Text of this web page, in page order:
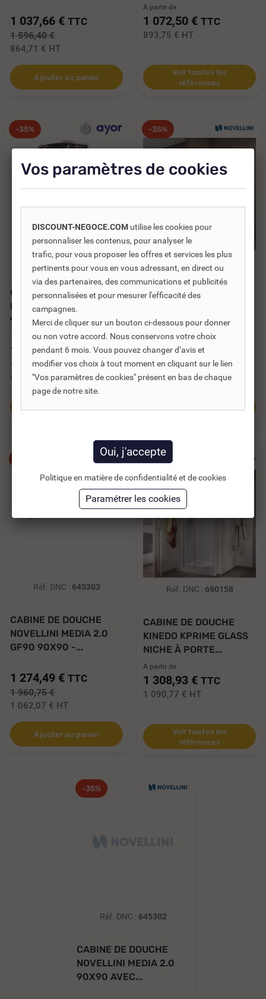
1 037,66 € TTC
1 596,40 €
864,71 € HT
Ajouter au panier
A partir de
1 072,50 € TTC
893,75 € HT
Voir toutes les
références
-35%
Réf. DNC :721635
CABINE DE DOUCHE
INTÉGRALE ALICE
90X90 AVEC...
1 152,67 € TTC
1 773,34 €
960,56 € HT
-35%
Réf. DNC :645300
CABINE DE DOUCHE
90X90 AVEC...
1 189,76 € TTC
1 830,40 €
991,46 €HT
Réf. DNC : 645303
CABINE DE DOUCHE
NOVELLINI MEDIA 2.0
GF90 90X90 -...
1 274,49 € TTC
1 960,75 €
1 062,07 € HT
Ajouter au panier
-35%
Réf. DNC : 690158
CABINE DE DOUCHE
KINEDO KPRIME GLASS
NICHE À PORTE...
A partir de
1 308,93 € TTC
1 090,77 € HT
Voir toutes les
références
-35%
Réf. DNC : 645302
CABINE DE DOUCHE
NOVELLINI MEDIA 2.0
90X90 AVEC...
Vos paramètres de cookies
DISCOUNT-NEGOCE.COM utilise les cookies pour
personnaliser les contenus, pour analyser le
trafic, pour vous proposer les offres et services les plus
pertinents pour vous en vous adressant, en direct ou
via des partenaires, des communications et publicités
personnalisées et pour mesurer l'efficacité des
campagnes.
Merci de cliquer sur un bouton ci-dessous pour donner
ou non votre accord. Nous conservons votre choix
pendant 6 mois. Vous pouvez changer d’avis et
modifier vos choix à tout moment en cliquant sur le lien
"Vos paramètres de cookies" présent en bas de chaque
page de notre site.
Politique en matière de confidentialité et de cookies